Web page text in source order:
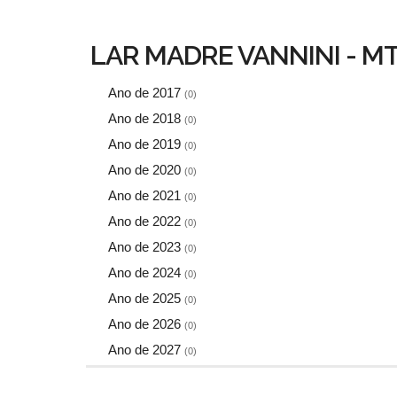
LAR MADRE VANNINI -
Ano de 2017 (0)
Ano de 2018 (0)
Ano de 2019 (0)
Ano de 2020 (0)
Ano de 2021 (0)
Ano de 2022 (0)
Ano de 2023 (0)
Ano de 2024 (0)
Ano de 2025 (0)
Ano de 2026 (0)
Ano de 2027 (0)